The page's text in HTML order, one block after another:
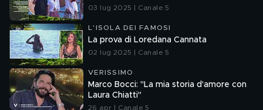
03 lug 2025 | Canale 5
L'ISOLA DEI FAMOSI
La prova di Loredana Cannata
02 lug 2025 | Canale 5
VERISSIMO
Marco Bocci: "La mia storia d'amore con
Laura Chiatti"
26 apr | Canale 5